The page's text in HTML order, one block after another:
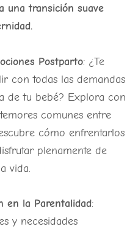
una transición suave
Postparto: ¿Te
con todas las demandas
de tu bebé? Explora con
comunes entre
cómo enfrentarlos
plenamente de
vida.
en la Parentalidad:
y necesidades